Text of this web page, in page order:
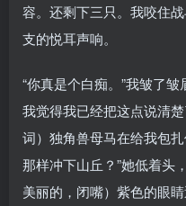
容。还剩下三只。我咬住
支的悦耳声响。
“你真是个白痴。”我皱了
我觉得我已经把这点说清
词）独角兽母马在给我包
那样冲下山丘？”她低着头
美丽的，闭嘴）紫色的眼睛